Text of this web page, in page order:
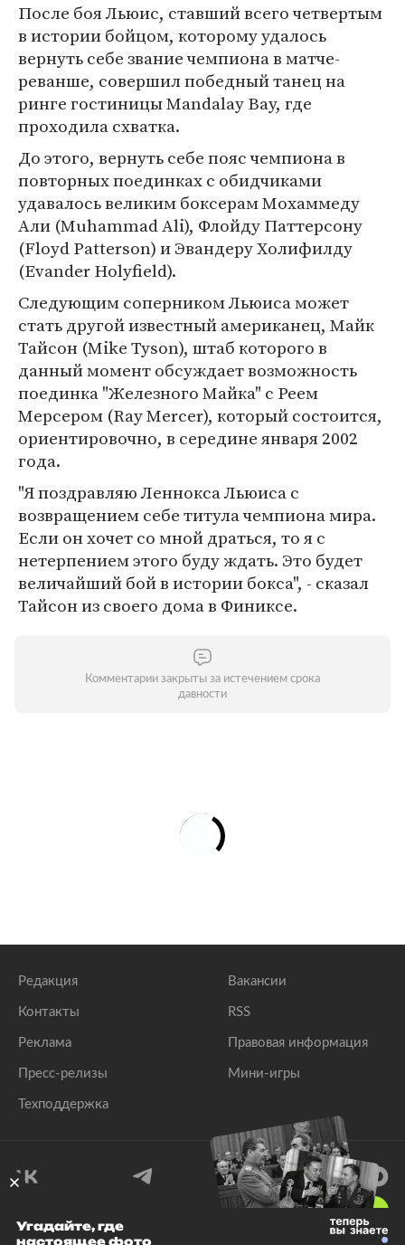
После боя Льюис, ставший всего четвертым
в истории бойцом, которому удалось
вернуть себе звание чемпиона в матче-
реванше, совершил победный танец на
ринге гостиницы Mandalay Bay, где
проходила схватка.
До этого, вернуть себе пояс чемпиона в
повторных поединках с обидчиками
удавалось великим боксерам Мохаммеду
Али (Muhammad Ali), Флойду Паттерсону
(Floyd Patterson) и Эвандеру Холифилду
(Evander Holyfield).
Следующим соперником Льюиса может
стать другой известный американец, Майк
Тайсон (Mike Tyson), штаб которого в
данный момент обсуждает возможность
поединка "Железного Майка" с Реем
Мерсером (Ray Mercer), который состоится,
ориентировочно, в середине января 2002
года.
"Я поздравляю Леннокса Льюиса с
возвращением себе титула чемпиона мира.
Если он хочет со мной драться, то я с
нетерпением этого буду ждать. Это будет
величайший бой в истории бокса", - сказал
Тайсон из своего дома в Финиксе.
Комментарии закрыты за истечением срока
давности
Редакция
Контакты
Реклама
Пресс-релизы
Техподдержка
Вакансии
RSS
Правовая информация
Мини-игры
© 1999–2026 Все права защищены.
Угадайте, где
настоящее фото